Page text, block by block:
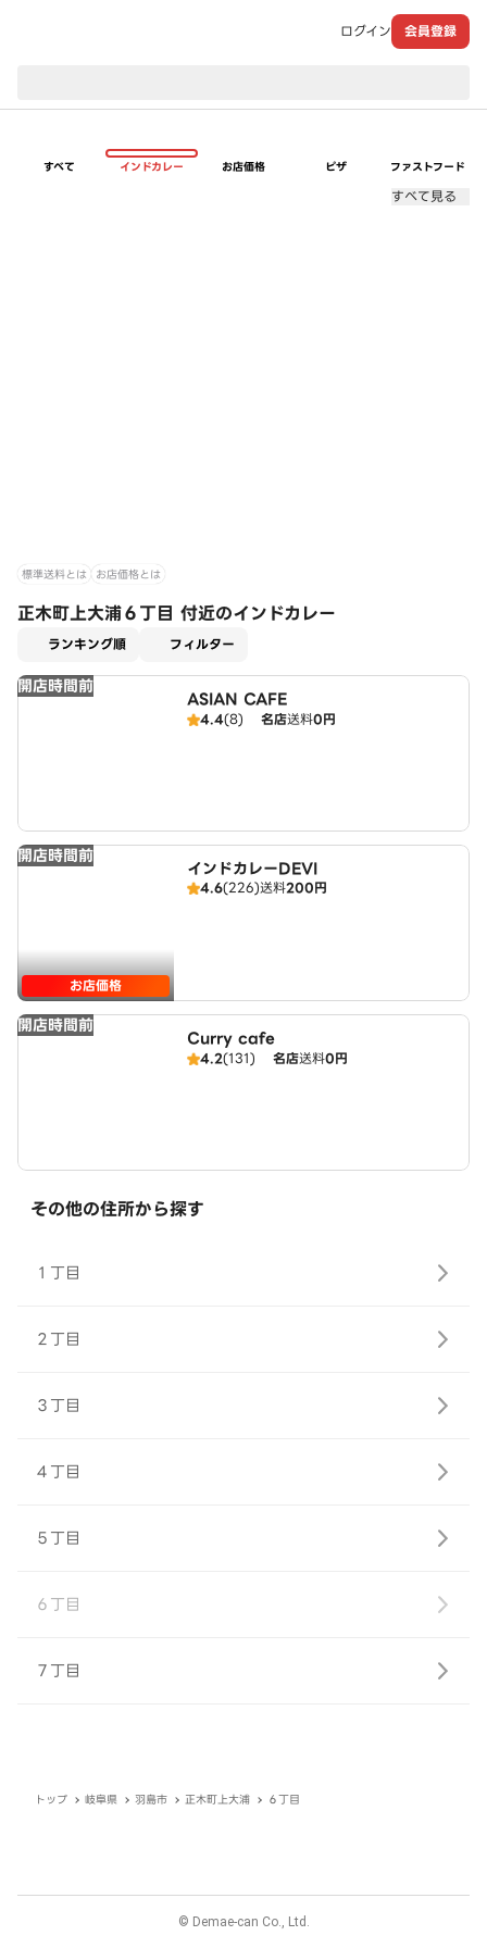
ログイン 会員登録
すべて インドカレー お店価格 ピザ ファストフード
すべて見る
標準送料とは お店価格とは
正木町上大浦６丁目 付近のインドカレー
ランキング順 フィルター
開店時間前
ASIAN CAFE
4.4(8) 名店送料0円
開店時間前
お店価格
インドカレーDEVI
4.6(226)送料200円
開店時間前
Curry cafe
4.2(131) 名店送料0円
その他の住所から探す
１丁目
２丁目
３丁目
４丁目
５丁目
６丁目
７丁目
トップ 岐阜県 羽島市 正木町上大浦 ６丁目
© Demae-can Co., Ltd.